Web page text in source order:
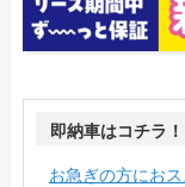
即納車はコチラ！
お急ぎの方にお